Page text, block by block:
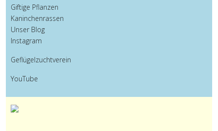
Giftige Pflanzen
Kaninchenrassen
Unser Blog
Instagram
Geflügelzuchtverein
YouTube